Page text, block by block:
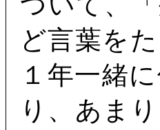
ど言葉を
１年一緒
り、あま